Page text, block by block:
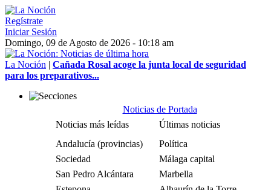
Regístrate
Iniciar Sesión
Domingo, 09 de Agosto de 2026 - 10:18 am
La Noción | Cañada Rosal acoge la junta local de seguridad
para los preparativos...
Noticias de Portada
Noticias más leídas
Últimas noticias
Andalucía (provincias)
Política
Sociedad
Málaga capital
San Pedro Alcántara
Marbella